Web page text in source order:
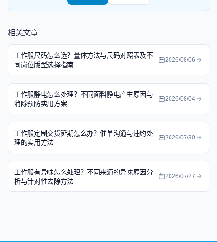
相关文章
工作服尺码怎么选？量体方法与尺码对照表及不
同岗位版型选择指南
2026/08/06
工作服静电怎么处理？不同面料静电产生原因与
消除预防实用方案
2026/08/04
工作服定制交货延期怎么办？催单沟通与违约处
理的实用方法
2026/07/30
工作服有异味怎么处理？不同来源的异味原因分
析与针对性去除方法
2026/07/27